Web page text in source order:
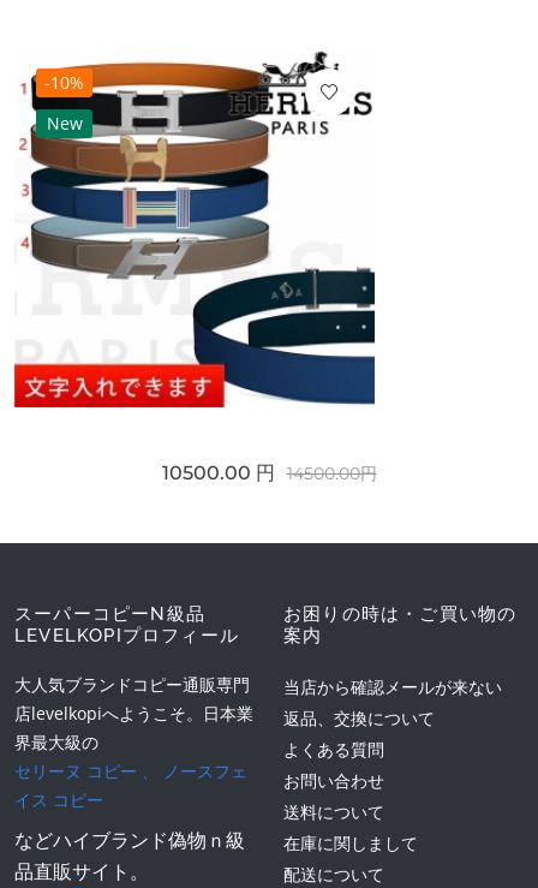
-10%
New
10500.00 円 14500.00円
スーパーコピーN級品
LEVELKOPIプロフィール
大人気ブランドコピー通販専門
店levelkopiへようこそ。日本業
界最大級の
セリーヌ コピー 、
ノースフェ
イス コピー
などハイブランド偽物ｎ級
品直販サイト。
お困りの時は・ご買い物の
案内
当店から確認メールが来ない
返品、交換について
よくある質問
お問い合わせ
送料について
在庫に関しまして
配送について